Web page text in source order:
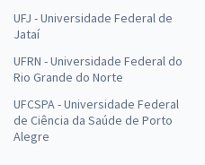
UFJ - Universidade Federal de
Jataí
UFRN - Universidade Federal do
Rio Grande do Norte
UFCSPA - Universidade Federal
de Ciência da Saúde de Porto
Alegre